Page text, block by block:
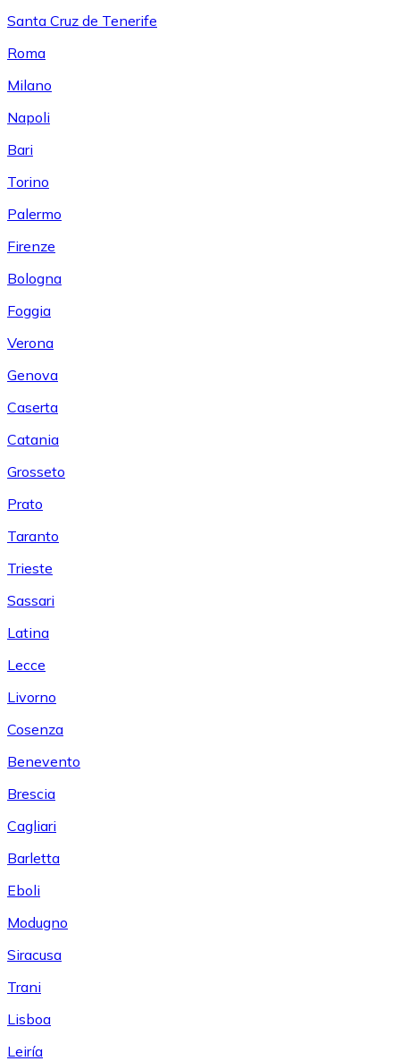
Santa Cruz de Tenerife
Roma
Milano
Napoli
Bari
Torino
Palermo
Firenze
Bologna
Foggia
Verona
Genova
Caserta
Catania
Grosseto
Prato
Taranto
Trieste
Sassari
Latina
Lecce
Livorno
Cosenza
Benevento
Brescia
Cagliari
Barletta
Eboli
Modugno
Siracusa
Trani
Lisboa
Leiría